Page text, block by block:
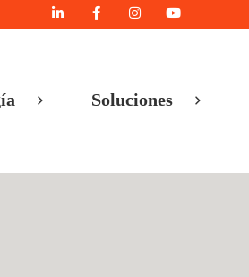
Soluciones